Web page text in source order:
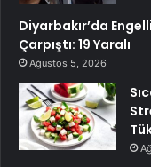
Diyarbakır’da
Çarpıştı: 19 Yaralı
Ağustos 5, 2026